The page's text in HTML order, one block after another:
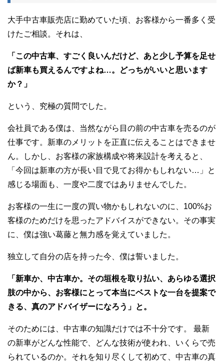
大手中古車販売店に勤めていた頃、お客様から一番多く受
けたご相談。それは、
「この中古車、すごく良いんだけど、あと少し予算を足せ
ば新車も買えるんですよね…。どっちがいいと思います
か？」
という、究極の質問でした。
会社員である僕は、当然ながら目の前の中古車を売るのが
仕事です。新車のメリットを正直に伝えることはできませ
ん。しかし、お客様の家族構成や将来設計を考えると、
「今回は新車の方が長い目で見てお得かもしれない…」と
感じる場面も、一度や二度ではありませんでした。
お客様の一生に一度の買い物かもしれないのに、100%お
客様のためだけを思ったアドバイスができない。その事実
に、僕は強い葛藤と無力感を覚えていました。
独立して自分の店を持った今、僕は誓いました。
「新車か、中古車か。その垣根を取り払い、あらゆる選択
肢の中から、お客様にとって本当にベストな一台を提案で
きる、真のアドバイザーになろう」と。
そのためには、中古車の知識だけでは不十分です。 最新
の新車がどんな性能で、どんな技術が使われ、いくらで売
られているのか。それを知り尽くして初めて、中古車の真